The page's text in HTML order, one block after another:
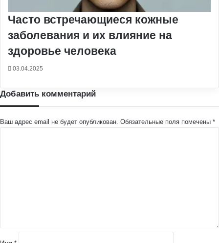
Часто встречающиеся кожные
заболевания и их влияние на
здоровье человека
03.04.2025
Добавить комментарий
Ваш адрес email не будет опубликован. Обязательные поля помечены *
и
й